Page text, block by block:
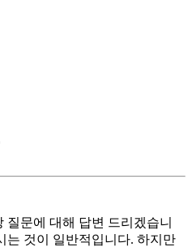
질문에 대해 답변 드리겠습니
는 것이 일반적입니다. 하지만